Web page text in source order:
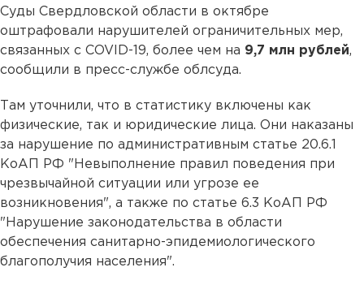
Суды Свердловской области в октябре
оштрафовали нарушителей ограничительных мер,
связанных с COVID-19, более чем на 9,7 млн рублей,
сообщили в пресс-службе облсуда.
Там уточнили, что в статистику включены как
физические, так и юридические лица. Они наказаны
за нарушение по административным статье 20.6.1
КоАП РФ "Невыполнение правил поведения при
чрезвычайной ситуации или угрозе ее
возникновения", а также по статье 6.3 КоАП РФ
"Нарушение законодательства в области
обеспечения санитарно-эпидемиологического
благополучия населения".